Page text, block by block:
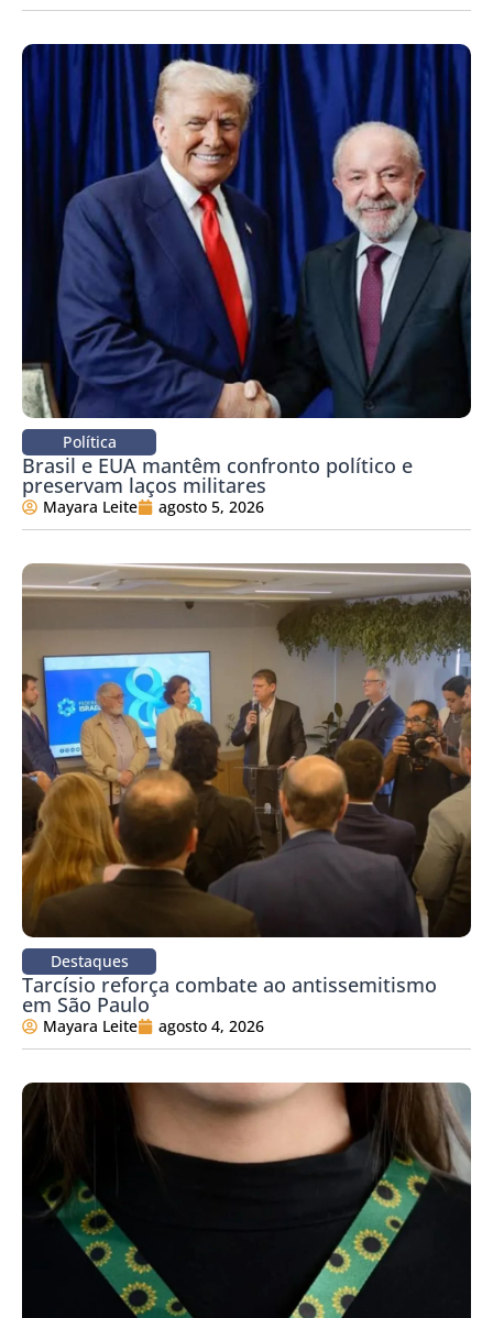
Política
Brasil e EUA mantêm confronto político e
preservam laços militares
Mayara Leite agosto 5, 2026
Destaques
Tarcísio reforça combate ao antissemitismo
em São Paulo
Mayara Leite agosto 4, 2026